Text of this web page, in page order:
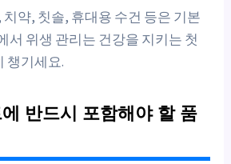
약, 칫솔, 휴대용 수건 등은 기본
서 위생 관리는 건강을 지키는 첫
챙기세요.
반드시 포함해야 할 품